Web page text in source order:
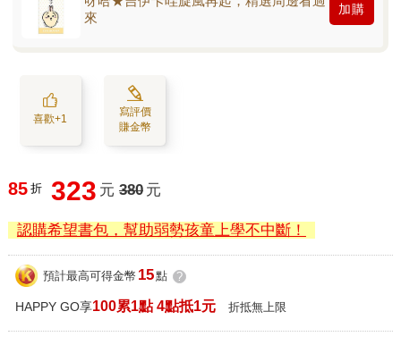
來
加購
喜歡+1
寫評價
賺金幣
85 折 323 元 380 元
認購希望書包，幫助弱勢孩童上學不中斷！
預計最高可得金幣 15點 ?
HAPPY GO享100累1點 4點抵1元 折抵無上限